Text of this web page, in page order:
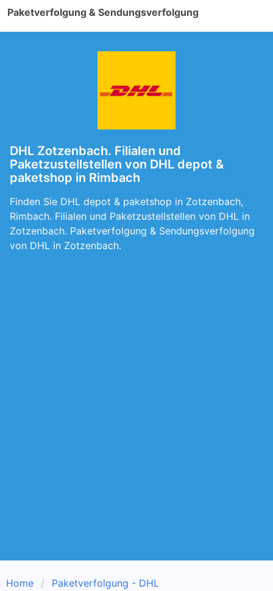
Paketverfolgung & Sendungsverfolgung
DHL Zotzenbach. Filialen und
Paketzustellstellen von DHL depot &
paketshop in Rimbach
Finden Sie DHL depot & paketshop in Zotzenbach,
Rimbach. Filialen und Paketzustellstellen von DHL in
Zotzenbach. Paketverfolgung & Sendungsverfolgung
von DHL in Zotzenbach.
Home
Paketverfolgung - DHL